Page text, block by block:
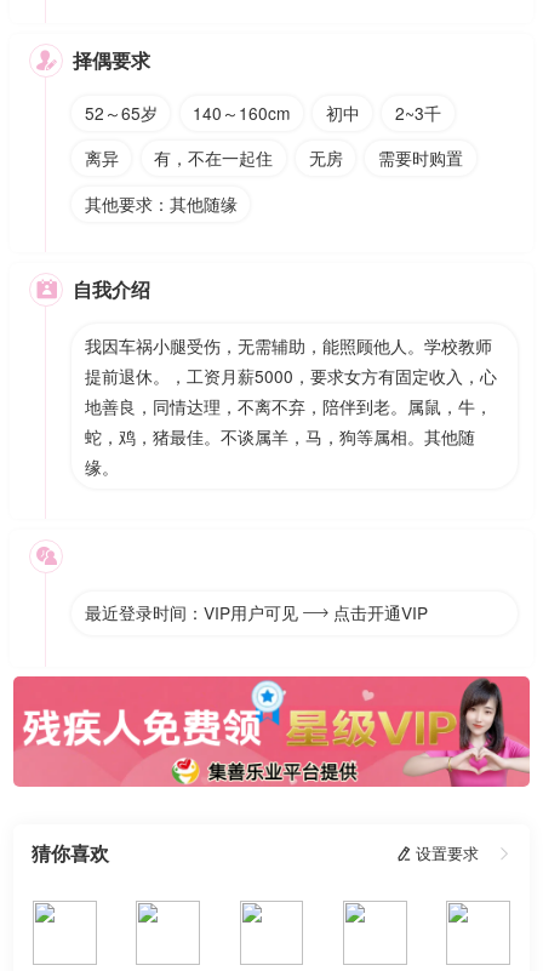
 择偶要求
52～65岁 140～160cm 初中
2~3千
离异
有，不在一起住 无房
需要时购置
其他要求：其他随缘
 自我介绍
我因车祸小腿受伤，无需辅助，能照顾他人。学校教师
提前退休。，工资月薪5000，要求女方有固定收入，心
地善良，同情达理，不离不弃，陪伴到老。属鼠，牛，
蛇，鸡，猪最佳。不谈属羊，马，狗等属相。其他随
缘。

最近登录时间：VIP用户可见  点击开通VIP
猜你喜欢  设置要求 